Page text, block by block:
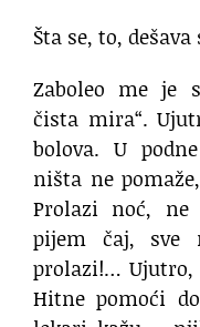
Šta se, to,
Zaboleo me je
čista mira“.
bolova. U
ništa ne
Prolazi noć, ne
pijem čaj, sve
prolazi!… Ujutro,
Hitne pomoći